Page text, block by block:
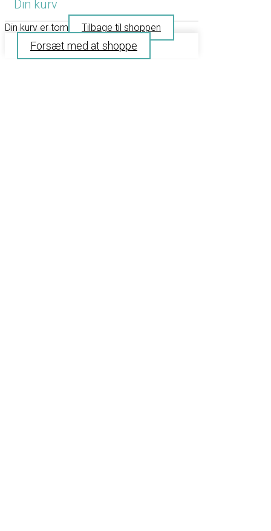
Din kurv
Din kurv er tom Tilbage til shoppen
Forsæt med at shoppe